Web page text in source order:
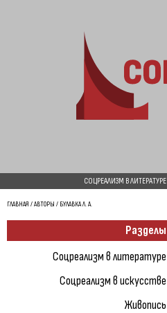
СОЦРЕАЛИЗМ В ЛИТЕРАТУРЕ
ГЛАВНАЯ /АВТОРЫ / БУЛАВКА Л. А.
Разделы
Соцреализм в литературе
Соцреализм в искусстве
Живопись